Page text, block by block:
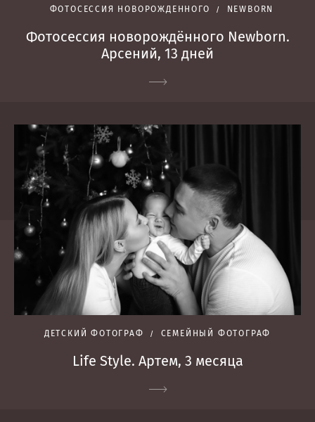
ФОТОСЕССИЯ НОВОРОЖДЕННОГО
NEWBORN
Фотосессия новорождённого Newborn.
Арсений, 13 дней
ДЕТСКИЙ ФОТОГРАФ СЕМЕЙНЫЙ ФОТОГРАФ
Life Style. Артем, 3 месяца